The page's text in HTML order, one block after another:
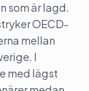
som är lagd.
OECD-
mellan
I
med lägst